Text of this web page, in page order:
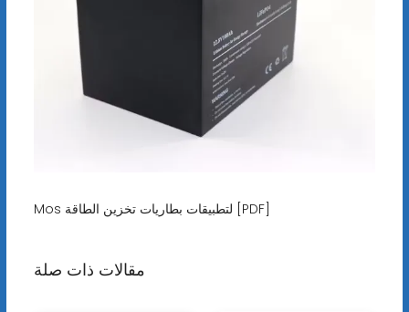
Mos لتطبيقات بطاريات تخزين الطاقة [PDF]
مقالات ذات صلة